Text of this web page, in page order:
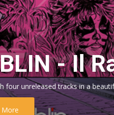
- Il
four unreleased tracks in a
More